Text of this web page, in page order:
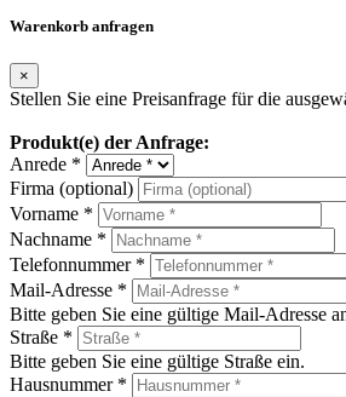
Warenkorb anfragen
×
Stellen Sie eine Preisanfrage für die
Produkt(e) der Anfrage:
Anrede *
Firma (optional)
Vorname *
Nachname *
Telefonnummer *
Mail-Adresse *
Bitte geben Sie eine gültige Mail-Adresse
Straße *
Bitte geben Sie eine gültige Straße ein.
Hausnummer *